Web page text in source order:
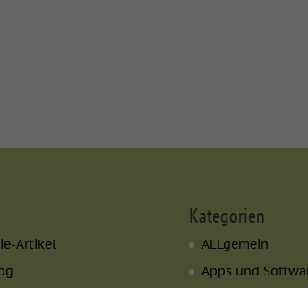
Artikel
Kategorien
ALLgemein
Apps und
Websites hinweg verfolgen.
Cookie-Informationen anzeigen